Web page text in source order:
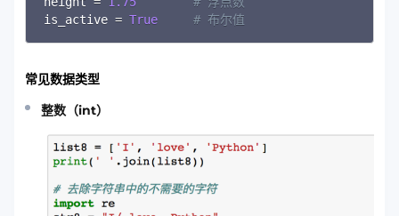
is_active = True # 布尔值
常见数据类型
整数（int）